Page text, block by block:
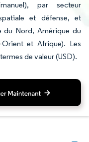
par secteur
et défense, et
du Nord, Amérique du
Orient et Afrique). Les
de valeur (USD).